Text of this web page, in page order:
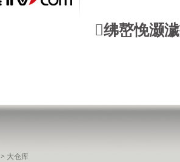
绋嶅悗灏
> 大仓库